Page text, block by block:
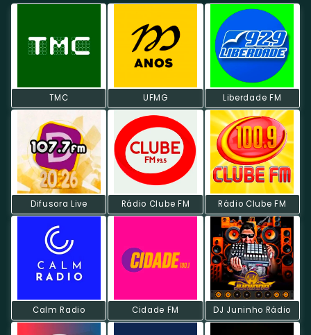
TMC UFMG Liberdade FM
Difusora Live Rádio Clube FM Rádio Clube FM
Calm Radio Cidade FM DJ Juninho Rádio